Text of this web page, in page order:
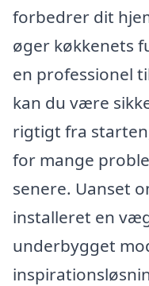
forbedrer dit
øger køkkenets
en professionel
kan du være
rigtigt fra
for mange
senere. Uanset
installeret en
underbygget